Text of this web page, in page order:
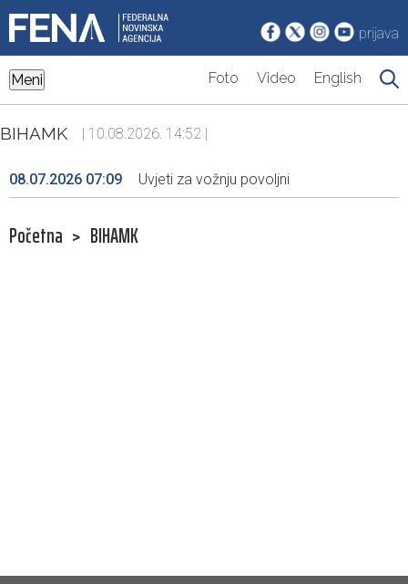
prijava
Meni Foto Video English
BIHAMK | 10.08.2026. 14:52 |
08.07.2026 07:09 Uvjeti za vožnju povoljni
Početna > BIHAMK